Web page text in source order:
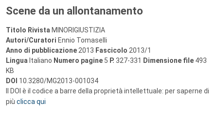
Scene da un allontanamento
Titolo Rivista MINORIGIUSTIZIA
Autori/Curatori Ennio Tomaselli
Anno di pubblicazione 2013 Fascicolo 2013/1
Lingua Italiano Numero pagine 5 P. 327-331 Dimensione file 493
KB
DOI 10.3280/MG2013-001034
Il DOI è il codice a barre della proprietà intellettuale: per saperne di
più clicca qui